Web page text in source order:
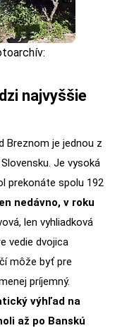
najvyššie
Breznom je jednou z
Je vysoká
prekonáte spolu 192
nedávno, v roku
len vyhliadková
vedie dvojica
môže byť pre
príjemný.
výhľad na
až po Banskú